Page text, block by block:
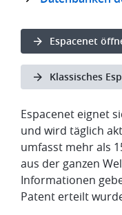
Espacenet
Klassisches
Espacenet eignet
und wird täglich
umfasst mehr als
aus der ganzen
Informationen
Patent erteilt